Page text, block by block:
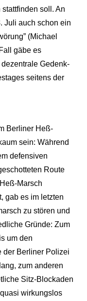
soll. An
Juli auch schon ein
(Michael
gäbe es
Gedenk-
seitens der
Berliner Heß-
sein: Während
defensiven
Route
Marsch
gab es im letzten
zu stören und
Gründe: Zum
um den
der Berliner Polizei
zum anderen
Sitz-Blockaden
wirkungslos